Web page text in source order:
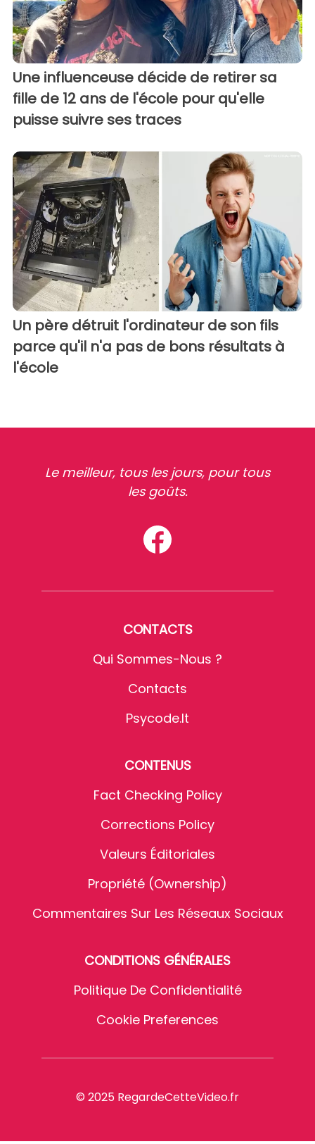
Une influenceuse décide de retirer sa
fille de 12 ans de l'école pour qu'elle
puisse suivre ses traces
Un père détruit l'ordinateur de son fils
parce qu'il n'a pas de bons résultats à
l'école
Le meilleur, tous les jours, pour tous
les goûts.
CONTACTS
Qui Sommes-Nous ?
Contacts
Psycode.it
CONTENUS
Fact Checking Policy
Corrections Policy
Valeurs Éditoriales
Propriété (Ownership)
Commentaires Sur Les Réseaux Sociaux
CONDITIONS GÉNÉRALES
Politique De Confidentialité
Cookie Preferences
© 2025 RegardeCetteVideo.fr